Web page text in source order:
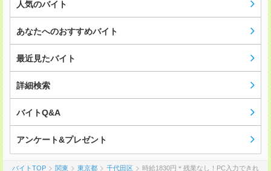
人気のバイト
あなたへのおすすめバイト
最近見たバイト
詳細検索
バイトQ&A
アンケート&プレゼント
バイトTOP 関東 東京都 千代田区 時給1830円＊残業なし！PC入力できれ